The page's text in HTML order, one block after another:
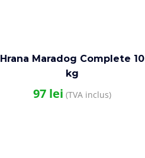
Hrana Maradog Complete 10
kg
97 lei (TVA inclus)